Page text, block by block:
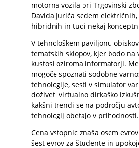
motorna vozila pri Trgovinski
Davida Juriča sedem električnih,
hibridnih in tudi nekaj
V tehnološkem paviljonu
tematskih sklopov, kjer bodo na
kustosi oziroma informatorji.
mogoče spoznati sodobne
tehnologije, sesti v simulator
doživeti virtualno dirkaško
kakšni trendi se na področju
tehnologij obetajo v prihodnosti.
Cena vstopnic znaša osem
šest evrov za študente in